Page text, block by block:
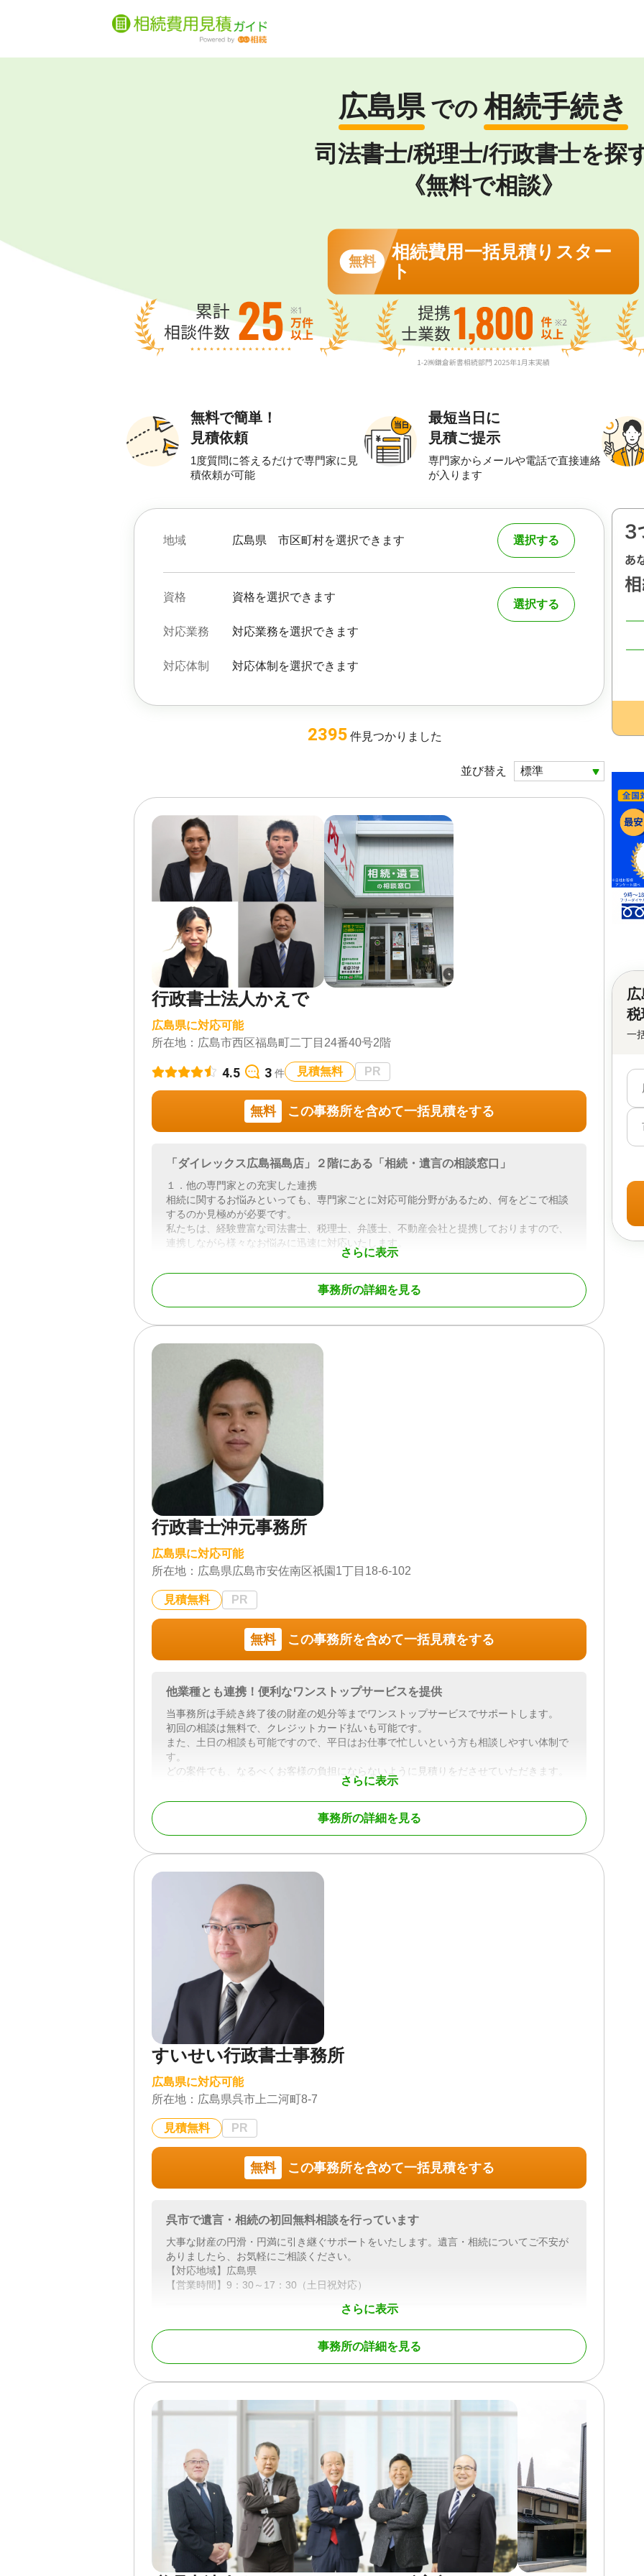
広島県 での 相続手続き
司法書士/税理士/行政書士を探
《無料で相談》
無料
相続費用一括見積りスター
ト
無料で簡単！
見積依頼
1度質問に答えるだけで専門家に見
積依頼が可能
最短当日に
見積ご提示
専門家からメールや電話で直接連絡
が入ります
地域 広島県 市区町村を選択できます 選択する
資格 資格を選択できます
対応業務 対応業務を選択できます
対応体制 対応体制を選択できます
選択する
2395 件見つかりました
並び替え
行政書士法人かえで
広島県に対応可能
所在地： 広島市西区福島町二丁目24番40号2階
4.5 3 件 見積無料 PR
無料 この事務所を含めて一括見積をする
さらに表示
「ダイレックス広島福島店」２階にある「相続・遺言の相談窓口」
１．他の専門家との充実した連携
相続に関するお悩みといっても、専門家ごとに対応可能分野があるため、何をどこで相談
するのか見極めが必要です。
私たちは、経験豊富な司法書士、税理士、弁護士、不動産会社と提携しておりますので、
連携しながら様々なお悩みに迅速に対応いたします。
２．男性２名、女性２名の所属スタッフがご希望に応じて対応
男性２名、女性２名のスタッフが所属しており、本ページには所属スタッフ４名の写真を
３．初回３０分無料相談を土日祝日も対応
初回３０分無料相談を実施しております。土日祝日も受付対応いたしますので、「平日は
忙しい」という方も、まずは一度お問い合わせください。
４．平和大通りすぐそばの西区福島町「ダイレックス広島福島店」２階に所在
相談窓口は西区福島町のディスカウントストア「ダイレックス広島福島店」２階にござい
ます。相続に関するお悩みをお持ちの方は、相談に必要な書類などを事前に確認いただい
た上で、お買い物の際にお気軽にお立ち寄りください。
対応地域
広島市、府中町、海田町、坂町、熊野町、呉市、廿日市市、大竹市、尾道市、
福山市
対応業務
遺言書 / 遺産分割 / 相続財産調査 / 成年後見 / 家族信託 / 相続手続き / 銀行手続
対応体制
訪問可 / 女性スタッフ対応可 / 土日相談可 / 初回相談無料 / 事務所面談可
事務所の詳細を見る
行政書士沖元事務所
広島県に対応可能
所在地： 広島県広島市安佐南区祇園1丁目18-6-102
見積無料 PR
無料 この事務所を含めて一括見積をする
さらに表示
他業種とも連携！便利なワンストップサービスを提供
当事務所は手続き終了後の財産の処分等までワンストップサービスでサポートします。
初回の相談は無料で、クレジットカード払いも可能です。
また、土日の相談も可能ですので、平日はお仕事で忙しいという方も相談しやすい体制で
す。
どの案件でも、なるべくお客様の負担にならないように見積りをださせていただきます。
遺言書 / 遺産分割 / 相続財産調査 / 成年後見 / 家族信託 / 相続手続き / 銀行手続
面談可 / 事務所面談可
事務所の詳細を見る
すいせい行政書士事務所
広島県に対応可能
所在地： 広島県呉市上二河町8-7
見積無料 PR
無料 この事務所を含めて一括見積をする
さらに表示
呉市で遺言・相続の初回無料相談を行っています
大事な財産の円滑・円満に引き継ぐサポートをいたします。遺言・相続についてご不安が
ありましたら、お気軽にご相談ください。
【対応地域】広島県
【営業時間】9：30～17：30（土日祝対応）
遺言書 / 遺産分割 / 相続財産調査 / 相続手続き / 銀行手続き / 戸籍収集
事務所の詳細を見る
税
一